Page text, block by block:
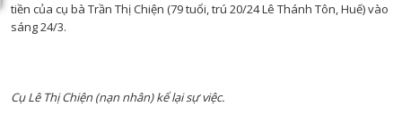
tiền của cụ bà Trần Thị Chiện (79 tuổi, trú 20/24 Lê Thánh Tôn, Huế) vào
sáng 24/3.
Cụ Lê Thị Chiện (nạn nhân) kể lại sự việc.